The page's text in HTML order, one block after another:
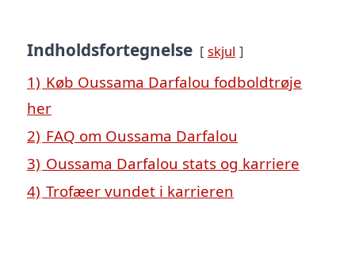
Indholdsfortegnelse skjul
1) Køb Oussama Darfalou fodboldtrøje
her
2) FAQ om Oussama Darfalou
3) Oussama Darfalou stats og karriere
4) Trofæer vundet i karrieren